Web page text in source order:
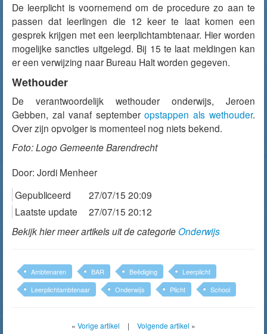
De leerplicht is voornemend om de procedure zo aan te
passen dat leerlingen die 12 keer te laat komen een
gesprek krijgen met een leerplichtambtenaar. Hier worden
mogelijke sancties uitgelegd. Bij 15 te laat meldingen kan
er een verwijzing naar Bureau Halt worden gegeven.
Wethouder
De verantwoordelijk wethouder onderwijs, Jeroen
Gebben, zal vanaf septemberopstappen als wethouder.
Over zijn opvolger is momenteel nog niets bekend.
Foto: Logo Gemeente Barendrecht
Door: Jordi Menheer
Gepubliceerd
27/07/15 20:09
Laatste update
27/07/15 20:12
Bekijk hier meer artikels uit de categorieOnderwijs
Ambtenaren BAR Beëdiging
Leerplicht
Leerplichtambtenaar
Onderwijs Plicht School
« Vorige artikel | Volgende artikel »